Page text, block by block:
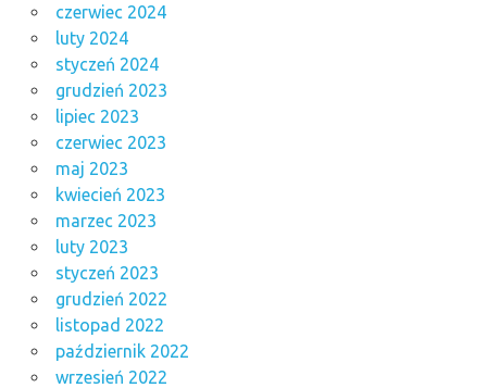
czerwiec 2024
luty 2024
styczeń 2024
grudzień 2023
lipiec 2023
czerwiec 2023
maj 2023
kwiecień 2023
marzec 2023
luty 2023
styczeń 2023
grudzień 2022
listopad 2022
październik 2022
wrzesień 2022